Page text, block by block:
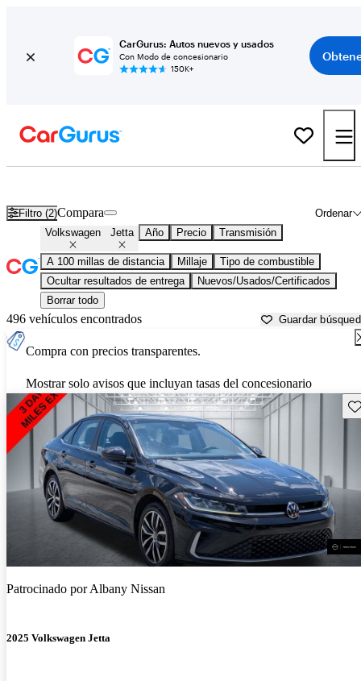
CarGurus: Autos nuevos y usados
Con Modo de concesionario
150K+
Filtro (2) Ordenar
Compara
Volkswagen Jetta Año Precio Transmisión
A 100 millas de distancia Millaje
Tipo de combustible
Ocultar resultados de entrega
Nuevos/Usados/Certificados
Borrar todo
496 vehículos encontrados Guardar
Compra con precios transparentes.
Mostrar solo avisos que incluyan tasas del concesionario
Patrocinado porAlbany Nissan
2025 Volkswagen Jetta